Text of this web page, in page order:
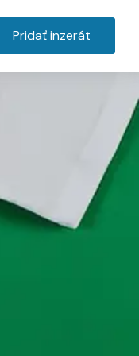
Pridať inzerát